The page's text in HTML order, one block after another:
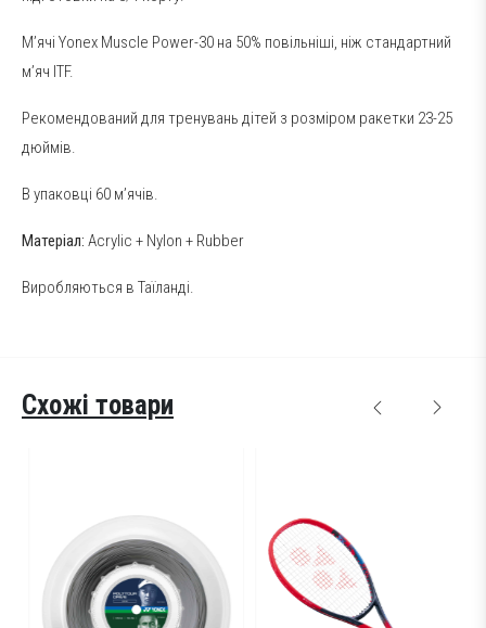
М’ячі Yonex Muscle Power-30 на 50% повільніші, ніж стандартний
м’яч ITF.
Рекомендований для тренувань дітей з розміром ракетки 23-25
дюймів.
В упаковці 60 м’ячів.
Матеріал: Acrylic + Nylon + Rubber
Виробляються в Таїланді.
Схожі товари